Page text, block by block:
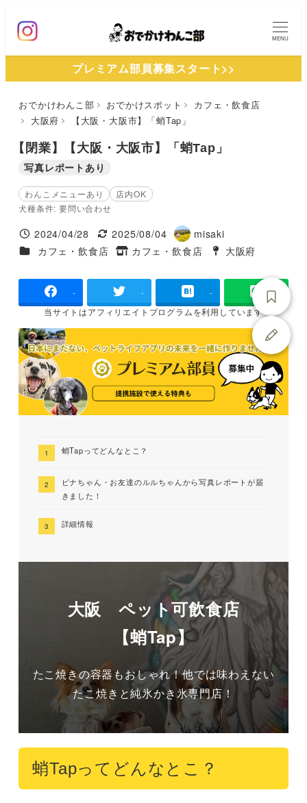
ン
MENU
プレミアム部員募集スタート>>
おでかけわんこ部 おでかけスポット
カフェ・飲食店
大阪府
【大阪・大阪市】「蛸Tap」
【閉業】【大阪・大阪市】「蛸Tap」
写真レポートあり
わんこメニューあり
店内OK
犬種条件: 要問い合わせ
投稿日
2024/04/28
更新日
2025/08/04
著
者
misaki
施設ジャンル
カフェ・飲食店
タグ
カフェ・飲食店
タグ
大阪府
- - -
当サイトはアフィリエイトプログラムを利用しています
蛸Tapってどんなとこ？
ピナちゃん・お友達のルルちゃんから写真レポートが届
きました！
詳細情報
大阪 ペット可飲食店
【蛸Tap】
たこ焼きの容器もおしゃれ！他では味わえない
たこ焼きと純氷かき氷専門店！
蛸Tapってどんなとこ？